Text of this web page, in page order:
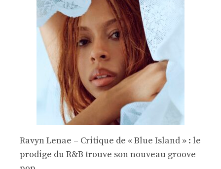
Ravyn Lenae – Critique de « Blue Island » : le
prodige du R&B trouve son nouveau groove